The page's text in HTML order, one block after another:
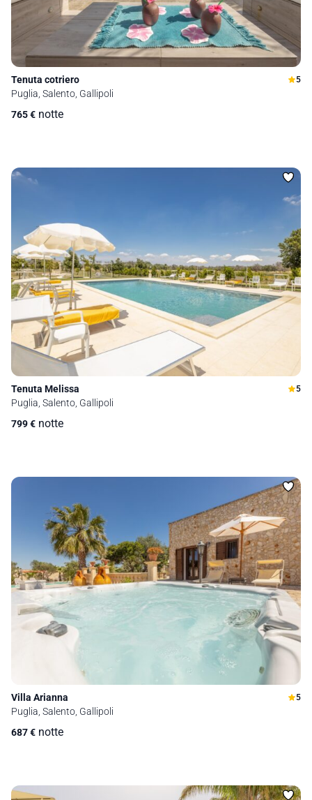
Tenuta cotriero 5
Puglia, Salento, Gallipoli
765€ notte
Tenuta Melissa 5
Puglia, Salento, Gallipoli
799€ notte
Villa Arianna 5
Puglia, Salento, Gallipoli
687€ notte